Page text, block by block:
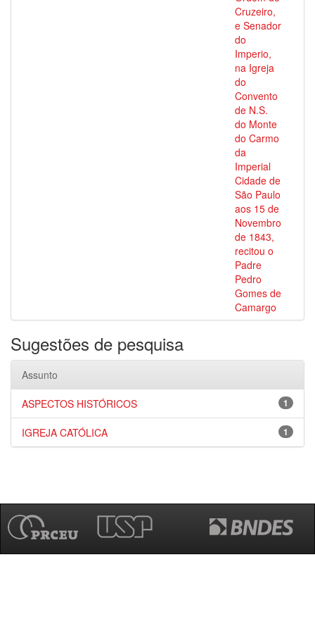
Cruzeiro,
e Senador
do
Imperio,
na Igreja
do
Convento
de N.S.
do Monte
do Carmo
da
Imperial
Cidade de
São Paulo
aos 15 de
Novembro
de 1843,
recitou o
Padre
Pedro
Gomes de
Camargo
Sugestões de pesquisa
Assunto
1
ASPECTOS HISTÓRICOS
1
IGREJA CATÓLICA